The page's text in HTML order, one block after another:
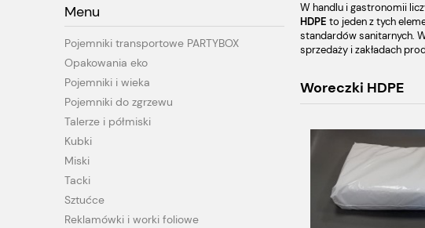
Menu
Pojemniki transportowe PARTYBOX
Opakowania eko
Pojemniki i wieka
Pojemniki do zgrzewu
Talerze i półmiski
Kubki
Miski
Tacki
Sztućce
Reklamówki i worki foliowe
W handlu i gastronomii
HDPE to jeden z tych
standardów sanitarnych.
sprzedaży i zakładach
Woreczki HDPE